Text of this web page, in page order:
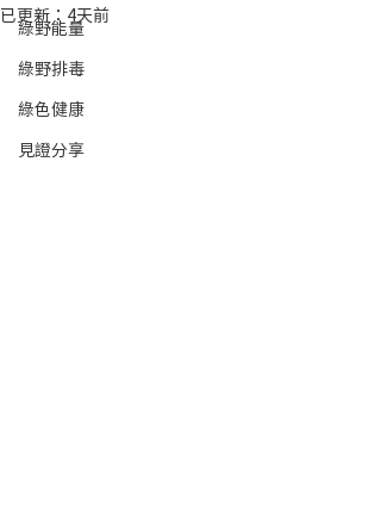
綠野能量
綠野排毒
綠色健康
見證分享
已更新： 4天前